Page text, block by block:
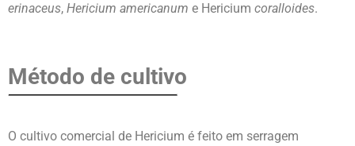
erinaceus, Hericium americanum e Hericium coralloides.
Método de cultivo
O cultivo comercial de Hericium é feito em serragem